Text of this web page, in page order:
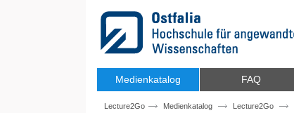
Medienkatalog FAQ
Lecture2Go Medienkatalog Lecture2Go